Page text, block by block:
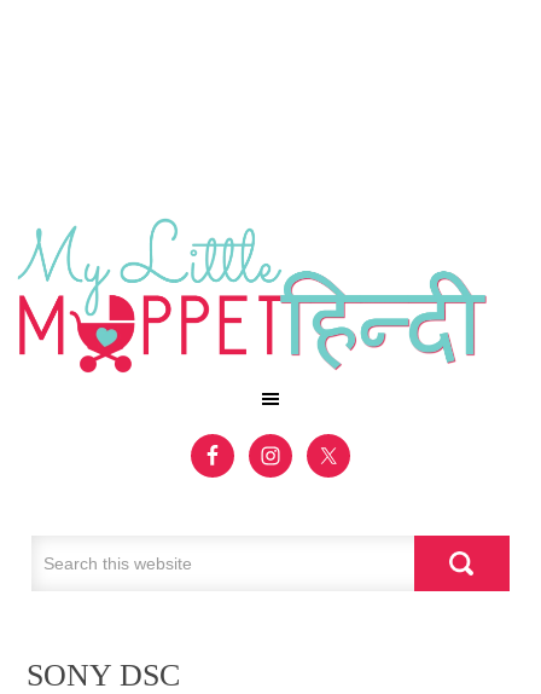
SONY DSC